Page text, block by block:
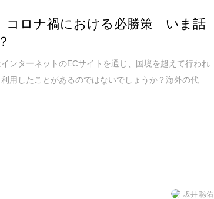
コロナ禍における必勝策 いま話
ンターネットのECサイトを通じ、国境を超えて行われ
用したことがあるのではないでしょうか？海外の代
坂井 聡佑